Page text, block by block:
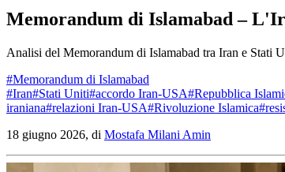
Memorandum di Islamabad –
Analisi del Memorandum di Islamabad tra Iran e Stati
#Memorandum di Islamabad
#Iran#Stati Uniti#accordo Iran-USA#Repubblica
iraniana#relazioni Iran-USA#Rivoluzione Islamica#
18 giugno 2026, di Mostafa Milani Amin